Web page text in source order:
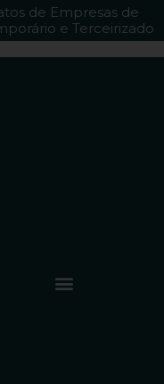
de Empresas de
e Terceirizado